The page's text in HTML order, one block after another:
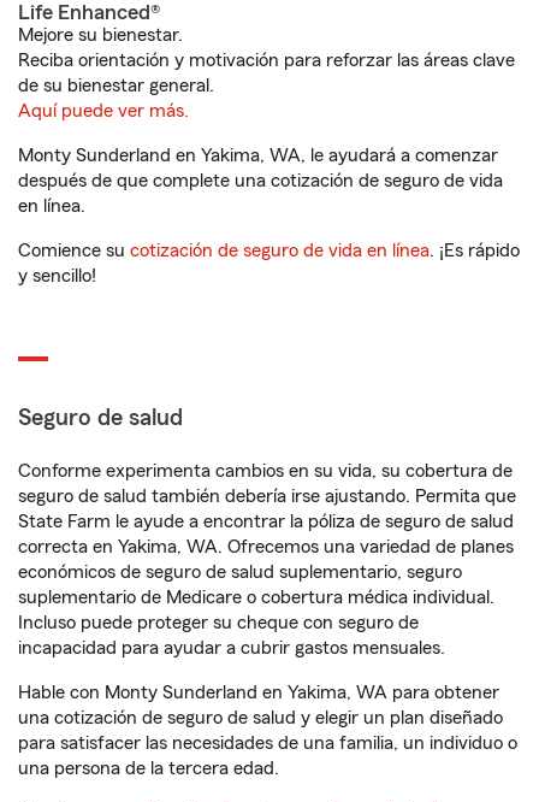
Life Enhanced®
Mejore su bienestar.
Reciba orientación y motivación para reforzar las áreas clave
de su bienestar general.
Aquí puede ver más.
Monty Sunderland en Yakima, WA, le ayudará a comenzar
después de que complete una cotización de seguro de vida
en línea.
Comience su cotización de seguro de vida en línea. ¡Es rápido
y sencillo!
Seguro de salud
Conforme experimenta cambios en su vida, su cobertura de
seguro de salud también debería irse ajustando. Permita que
State Farm le ayude a encontrar la póliza de seguro de salud
correcta en Yakima, WA. Ofrecemos una variedad de planes
económicos de seguro de salud suplementario, seguro
suplementario de Medicare o cobertura médica individual.
Incluso puede proteger su cheque con seguro de
incapacidad para ayudar a cubrir gastos mensuales.
Hable con Monty Sunderland en Yakima, WA para obtener
una cotización de seguro de salud y elegir un plan diseñado
para satisfacer las necesidades de una familia, un individuo o
una persona de la tercera edad.